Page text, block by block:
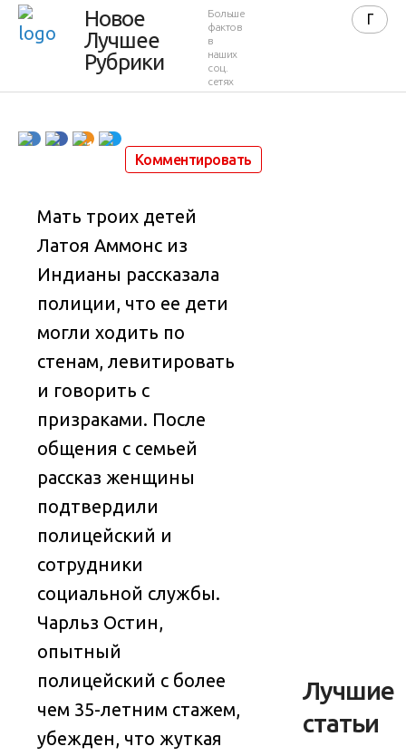
Новое
Лучшее
Рубрики
Больше
фактов
в
наших
соц.
сетях
чужими
голосами
1
Комментировать
Мать троих детей
Латоя Аммонс из
Индианы рассказала
полиции, что ее дети
могли ходить по
стенам, левитировать
и говорить с
призраками. После
общения с семьей
рассказ женщины
подтвердили
полицейский и
сотрудники
социальной службы.
Чарльз Остин,
опытный
полицейский с более
чем 35-летним стажем,
убежден, что жуткая
Лучшие
статьи